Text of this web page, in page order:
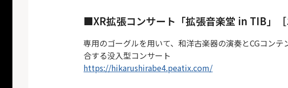
■XR拡張コンサート「拡張音楽堂 in TIB」［
専用のゴーグルを用いて、和洋古楽器の演奏とCGコン
合する没入型コンサート
https://hikarushirabe4.peatix.com/